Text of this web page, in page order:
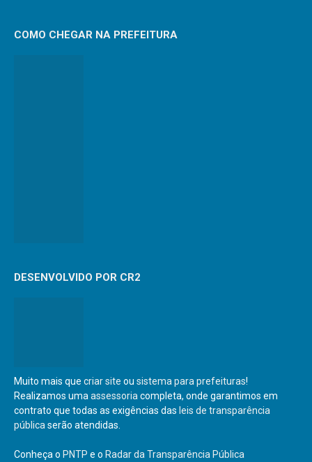
COMO CHEGAR NA PREFEITURA
DESENVOLVIDO POR CR2
Muito mais que criar site ou sistema para prefeituras!
Realizamos uma assessoria completa, onde garantimos em
contrato que todas as exigências das leis de transparência
pública serão atendidas.
Conheça o PNTP e o Radar da Transparência Pública